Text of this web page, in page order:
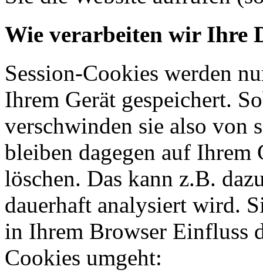
Wie verarbeiten wir Ihre
Session-Cookies werden
Ihrem Gerät gespeichert.
verschwinden sie also von
bleiben dagegen auf Ihrem
löschen. Das kann z.B.
dauerhaft analysiert wird.
in Ihrem Browser Einfluss
Cookies umgeht: